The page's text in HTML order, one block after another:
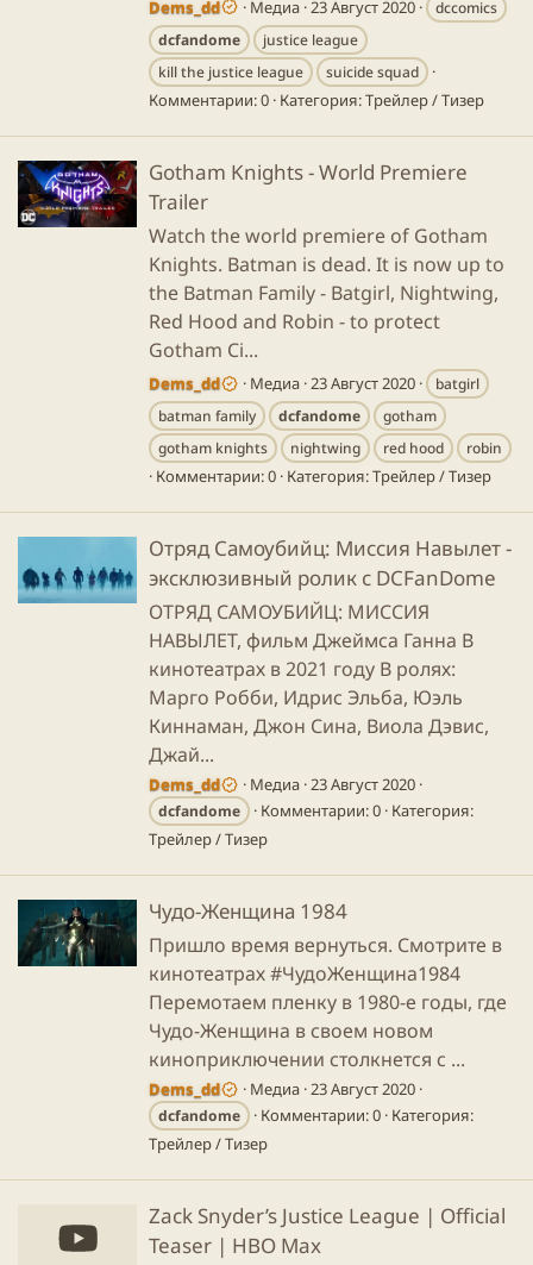
Dems_dd Медиа 23 Август 2020
dccomics
dcfandome
justice league
kill the justice league
suicide squad
Комментарии: 0 Категория: Трейлер / Тизер
Gotham Knights - World Premiere
Trailer
Watch the world premiere of Gotham
Knights. Batman is dead. It is now up to
the Batman Family - Batgirl, Nightwing,
Red Hood and Robin - to protect
Gotham Ci...
Dems_dd Медиа 23 Август 2020
batgirl
batman family
dcfandome
gotham
gotham knights
nightwing red hood robin
Комментарии: 0 Категория: Трейлер / Тизер
Отряд Самоубийц: Миссия Навылет -
эксклюзивный ролик c DCFanDome
ОТРЯД САМОУБИЙЦ: МИССИЯ
НАВЫЛЕТ, фильм Джеймса Ганна В
кинотеатрах в 2021 году В ролях:
Марго Робби, Идрис Эльба, Юэль
Киннаман, Джон Сина, Виола Дэвис,
Джай...
Dems_dd Медиа 23 Август 2020
dcfandome Комментарии: 0 Категория:
Трейлер / Тизер
Чудо-Женщина 1984
Пришло время вернуться. Смотрите в
кинотеатрах #ЧудоЖенщина1984
Перемотаем пленку в 1980-е годы, где
Чудо-Женщина в своем новом
киноприключении столкнется с ...
Dems_dd Медиа 23 Август 2020
dcfandome Комментарии: 0 Категория:
Трейлер / Тизер
Zack Snyder’s Justice League | Official
Teaser | HBO Max